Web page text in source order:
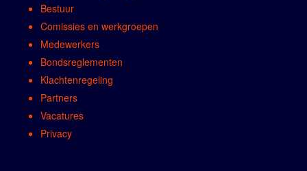
Bestuur
Comissies en werkgroepen
Medewerkers
Bondsreglementen
Klachtenregeling
Partners
Vacatures
Privacy